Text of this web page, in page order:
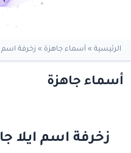
الرئيسية » أسماء جاهزة » زخرفة اسم
أسماء جاهزة
زخرفة اسم ايلا